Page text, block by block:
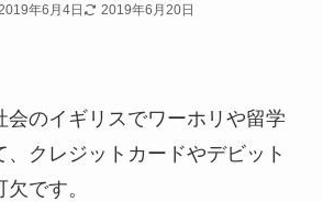
2019年6月4日 2019年6月20日
会のイギリスでワーホリや留学
、クレジットカードやデビット
です。